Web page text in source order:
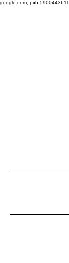
google.com, pub-